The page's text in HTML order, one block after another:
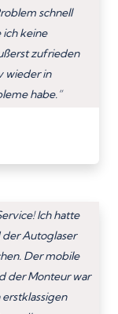
schnell
ich keine
zufrieden
wieder in
habe.”
Ich hatte
Autoglaser
Der mobile
der Monteur war